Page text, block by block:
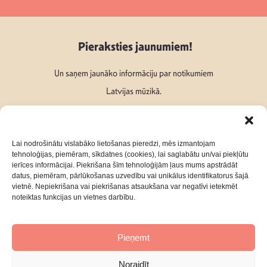
Lai nodrošinātu vislabāko lietošanas pieredzi, mēs izmantojam
tehnoloģijas, piemēram, sīkdatnes (cookies), lai saglabātu un/vai piekļūtu
ierīces informācijai. Piekrišana šīm tehnoloģijām ļaus mums apstrādāt
datus, piemēram, pārlūkošanas uzvedību vai unikālus identifikatorus šajā
vietnē. Nepiekrišana vai piekrišanas atsaukšana var negatīvi ietekmēt
noteiktas funkcijas un vietnes darbību.
Pieņemt
Noraidīt
Pieraksties jaunumiem!
Un saņem jaunāko informāciju par notikumiem
Latvijas mūzikā.
Seko mums:
Par mumsKontakti